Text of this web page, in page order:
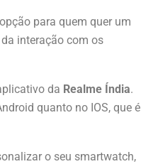
para quem quer um
interação com os
da Realme Índia.
quanto no IOS, que é
o seu smartwatch,